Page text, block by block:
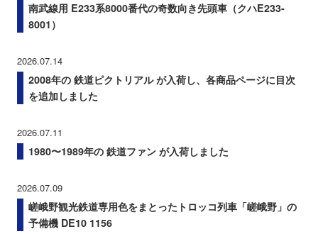
南武線用 E233系8000番代の奇数向き先頭車（クハE233-
8001）
2026.07.14
2008年の 鉄道ピクトリアル が入荷し、各商品ページに目次
を追加しました
2026.07.11
1980〜1989年の 鉄道ファン が入荷しました
2026.07.09
嵯峨野観光鉄道専用色をまとったトロッコ列車「嵯峨野」の
予備機 DE10 1156